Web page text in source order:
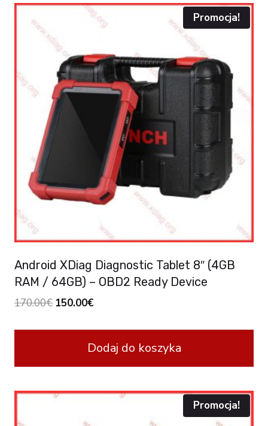
Promocja!
Android XDiag Diagnostic Tablet 8″ (4GB
RAM / 64GB) – OBD2 Ready Device
170.00€ Original
170.00€.
150.00€Current
150.00€.
Dodaj do koszyka
Promocja!